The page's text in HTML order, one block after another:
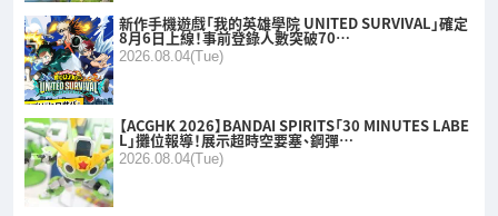
新作手機遊戲「我的英雄學院 UNITED SURVIVAL」確定
8月6日上線！事前登錄人數突破70…
2026.08.04(Tue)
【ACGHK 2026】BANDAI SPIRITS「30 MINUTES LABE
L」攤位報導！展示超時空要塞、鋼彈…
2026.08.04(Tue)